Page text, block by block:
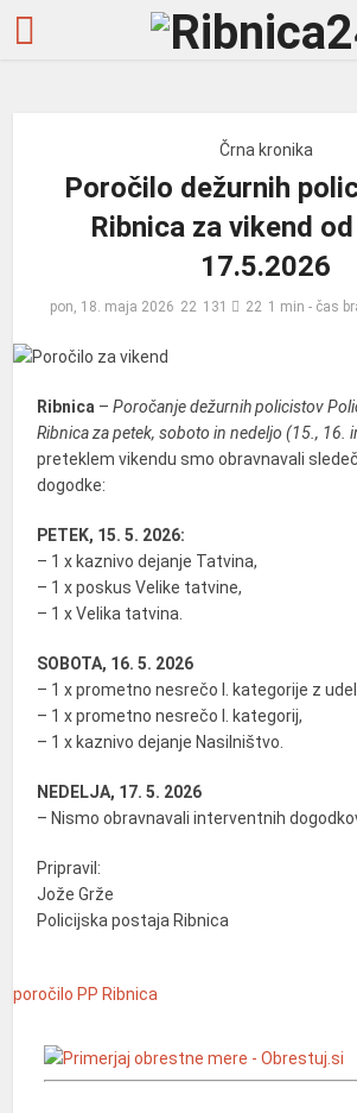
Črna kronika
Poročilo dežurnih
Ribnica za vikend
17.5.2026
pon, 18. maja 2026 131 1 min - čas
Ribnica –Poročanje dežurnih policistov
Ribnica za petek, soboto in nedeljo (15., 16.
preteklem vikendu smo obravnavali
dogodke:
PETEK, 15. 5. 2026:
– 1 x kaznivo dejanje Tatvina,
– 1 x poskus Velike tatvine,
– 1 x Velika tatvina.
SOBOTA, 16. 5. 2026
– 1 x prometno nesrečo I. kategorije z
– 1 x prometno nesrečo I. kategorij,
– 1 x kaznivo dejanje Nasilništvo.
NEDELJA, 17. 5. 2026
– Nismo obravnavali interventnih
Pripravil:
Jože Grže
Policijska postaja Ribnica
poročilo PP Ribnica